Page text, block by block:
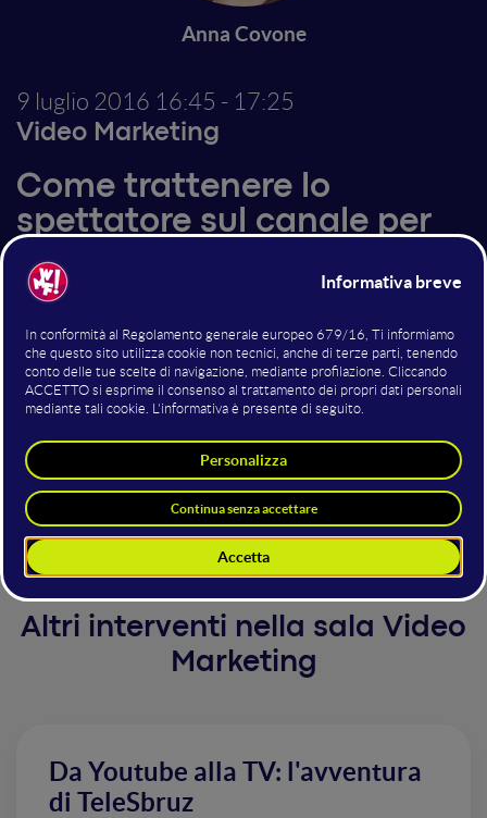
Anna Covone
9 luglio 2016 16:45 - 17:25
Video Marketing
Come trattenere lo
spettatore sul canale per
conquistare l'algoritmo di
YouTube
Le visualizzazioni sono ormai Storia. Oggi YouTube
guarda al tempo di visualizzazione dell'intero canale e
premia chi riesce a trattenere per più tempo lo
duro se non bastano più i metadati... cos'altro
possiamo fare per ottimizzare al meglio il nostro
canale.
Altri interventi nella sala Video
Marketing
Da Youtube alla TV: l'avventura
di TeleSbruz